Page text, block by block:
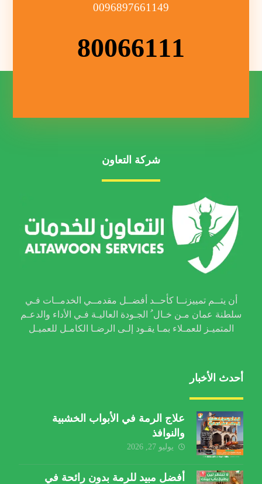
0096897661149
80066111
شركة التعاون
أن يتــم تمييزنــا كأحــد أفضــل مقدمــي الخدمــات فـي
سلطنة عمان مـن خـال ُ الجـودة العاليـة فـي الأداء والدعـم
المتميـز للعمـلاء بمـا يقـود إلـى الرضـا الكامـل للعميـل
أحدث الأخبار
علاج الرمة في الأبواب الخشبية
والنوافذ
يوليو 27, 2026
أفضل مبيد للرمة بدون رائحة في